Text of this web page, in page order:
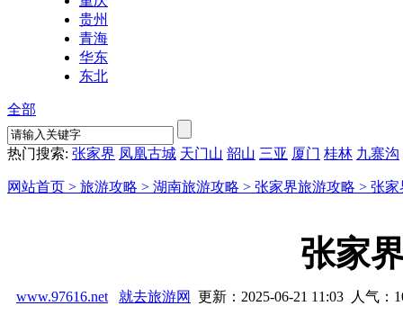
贵州
青海
华东
东北
全部
热门搜索: 张家界 凤凰古城 天门山 韶山 三亚 厦门 桂林 九寨沟
网站首页 > 旅游攻略 > 湖南旅游攻略 > 张家界旅游攻略 > 张家
张家
www.97616.net 就去旅游网 更新：2025-06-21 11:03 人气：